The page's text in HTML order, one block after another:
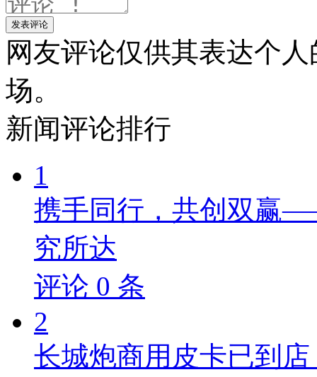
发表评论
网友评论仅供其表达个
场。
新闻评论排行
1
携手同行，共创双赢
究所达
评论 0 条
2
长城炮商用皮卡已到